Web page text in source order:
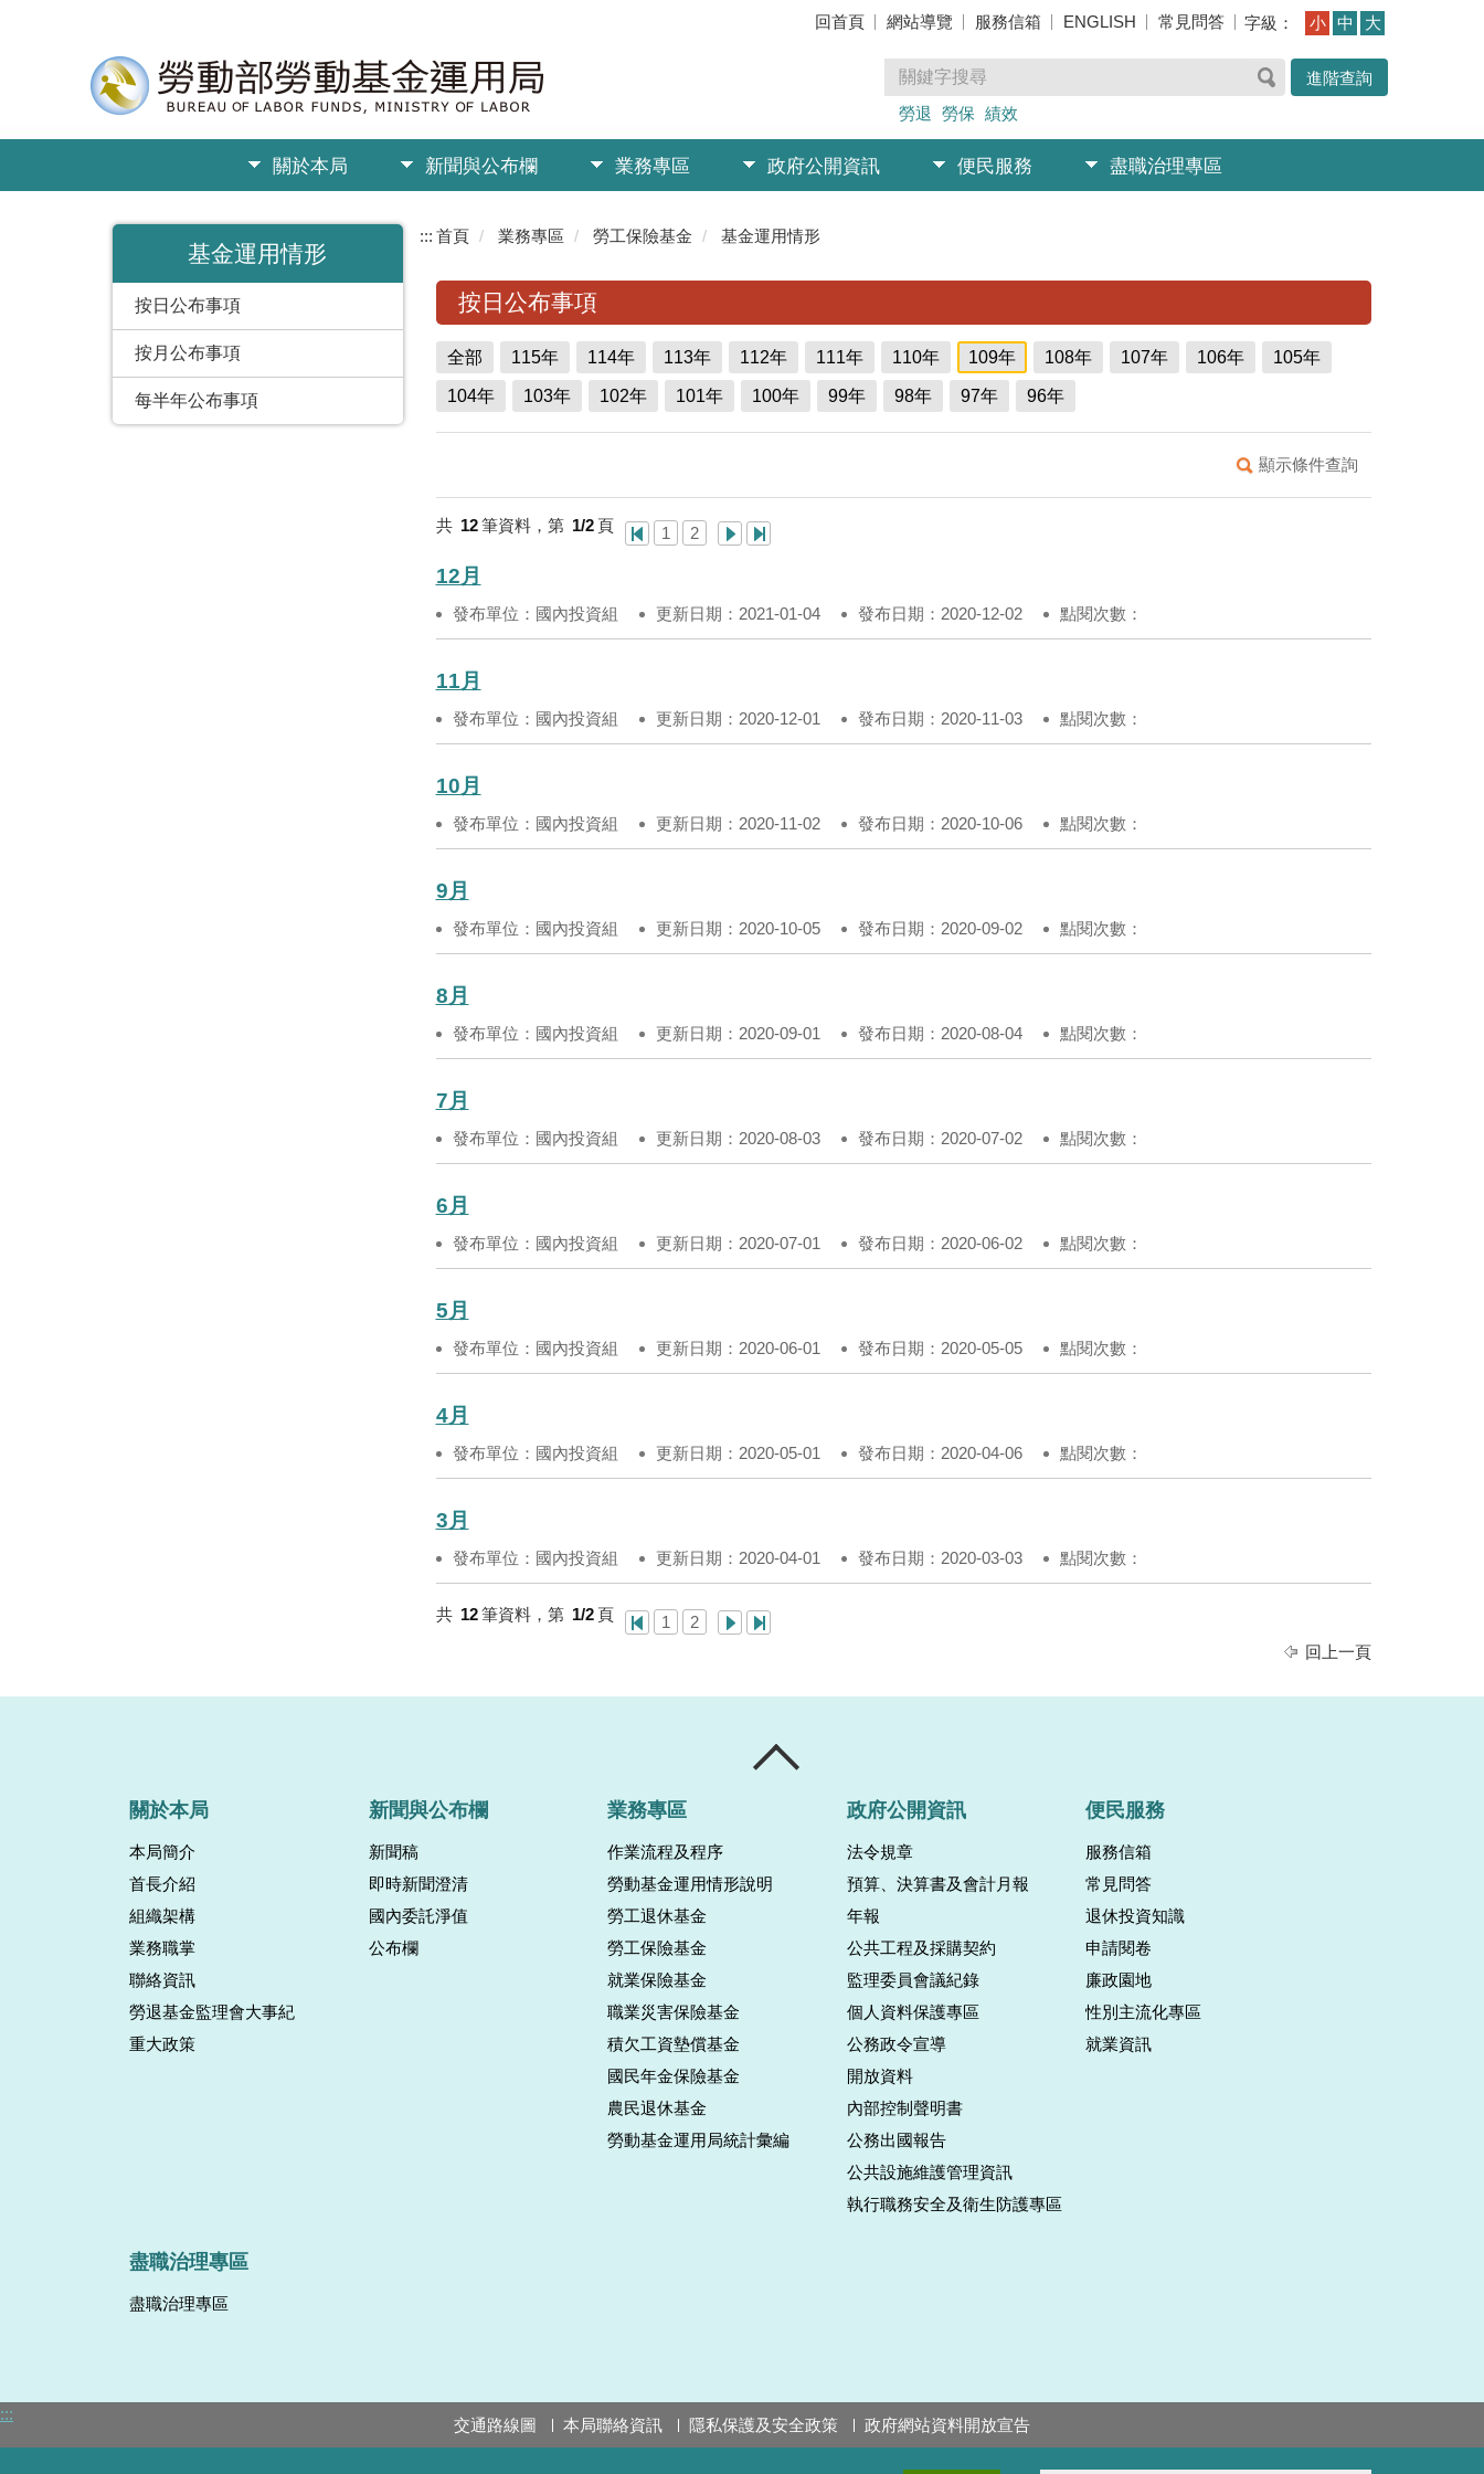
回首頁 網站導覽 服務信箱 ENGLISH 常見問答 字級： 小 中 大
進階查詢
勞退 勞保 績效
關於本局 新聞與公布欄 業務專區 政府公開資訊 便民服務 盡職治理專區
基金運用情形
按日公布事項
按月公布事項
每半年公布事項
::: 首頁 業務專區 勞工保險基金 基金運用情形
按日公布事項
全部 115年 114年 113年 112年 111年 110年 109年 108年 107年 106年 105年
104年 103年 102年 101年 100年 99年 98年 97年 96年
顯示條件查詢
共 12 筆資料，第 1/2 頁 1 2
12月
發布單位：國內投資組 更新日期：2021-01-04 發布日期：2020-12-02 點閱次數：
11月
發布單位：國內投資組 更新日期：2020-12-01 發布日期：2020-11-03 點閱次數：
10月
發布單位：國內投資組 更新日期：2020-11-02 發布日期：2020-10-06 點閱次數：
9月
發布單位：國內投資組 更新日期：2020-10-05 發布日期：2020-09-02 點閱次數：
8月
發布單位：國內投資組 更新日期：2020-09-01 發布日期：2020-08-04 點閱次數：
7月
發布單位：國內投資組 更新日期：2020-08-03 發布日期：2020-07-02 點閱次數：
6月
發布單位：國內投資組 更新日期：2020-07-01 發布日期：2020-06-02 點閱次數：
5月
發布單位：國內投資組 更新日期：2020-06-01 發布日期：2020-05-05 點閱次數：
4月
發布單位：國內投資組 更新日期：2020-05-01 發布日期：2020-04-06 點閱次數：
3月
發布單位：國內投資組 更新日期：2020-04-01 發布日期：2020-03-03 點閱次數：
共 12 筆資料，第 1/2 頁 1
2
回上一頁
關於本局
本局簡介
首長介紹
組織架構
業務職掌
聯絡資訊
勞退基金監理會大事紀
重大政策
新聞與公布欄
新聞稿
即時新聞澄清
國內委託淨值
公布欄
業務專區
作業流程及程序
勞動基金運用情形說明
勞工退休基金
勞工保險基金
就業保險基金
職業災害保險基金
積欠工資墊償基金
國民年金保險基金
農民退休基金
勞動基金運用局統計彙編
政府公開資訊
法令規章
預算、決算書及會計月報
年報
公共工程及採購契約
監理委員會議紀錄
個人資料保護專區
公務政令宣導
開放資料
內部控制聲明書
公務出國報告
公共設施維護管理資訊
執行職務安全及衛生防護專區
便民服務
服務信箱
常見問答
退休投資知識
申請閱卷
廉政園地
性別主流化專區
就業資訊
盡職治理專區
盡職治理專區
:::
交通路線圖 本局聯絡資訊 隱私保護及安全政策 政府網站資料開放宣告